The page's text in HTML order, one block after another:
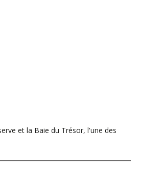
et la Baie du Trésor, l'une des